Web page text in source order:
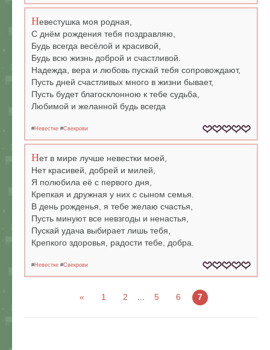
Невестушка моя родная,
С днём рождения тебя поздравляю,
Будь всегда весёлой и красивой,
Будь всю жизнь доброй и счастливой.
Надежда, вера и любовь пускай тебя сопровождают,
Пусть дней счастливых много в жизни бывает,
Пусть будет благосклонною к тебе судьба,
Любимой и желанной будь всегда
#Невестке #Свекрови
Нет в мире лучше невестки моей,
Нет красивей, добрей и милей,
Я полюбила её с первого дня,
Крепкая и дружная у них с сыном семья.
В день рожденья, я тебе желаю счастья,
Пусть минуют все невзгоды и ненастья,
Пускай удача выбирает лишь тебя,
Крепкого здоровья, радости тебе, добра.
#Невестке #Свекрови
« 1 2 5 6 7